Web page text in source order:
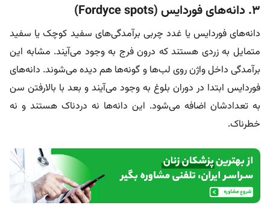
۳. دانه‌های فوردایس (Fordyce spots)
دانه‌های فوردایس یا غدد چربی برآمدگی‌های سفید کوچک یا سفید
متمایل به زردی هستند که درون فرج به وجود می‌آیند. مشابه این
برآمدگی داخل واژنروی لب‌ها و گونه‌ها هم دیده می‌شوند. دانه‌های
فوردایس ابتدا در دوران بلوغ به وجود می‌آیند و بعد با بالارفتن سن
به تعدادشان اضافه می‌شود. این دانه‌ها نه دردناک هستند و نه
خطرناک.